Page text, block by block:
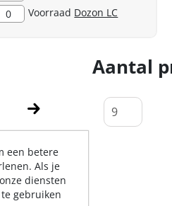
0
Voorraad Dozon LC
Aantal
een betere
Als je
diensten
gebruiken